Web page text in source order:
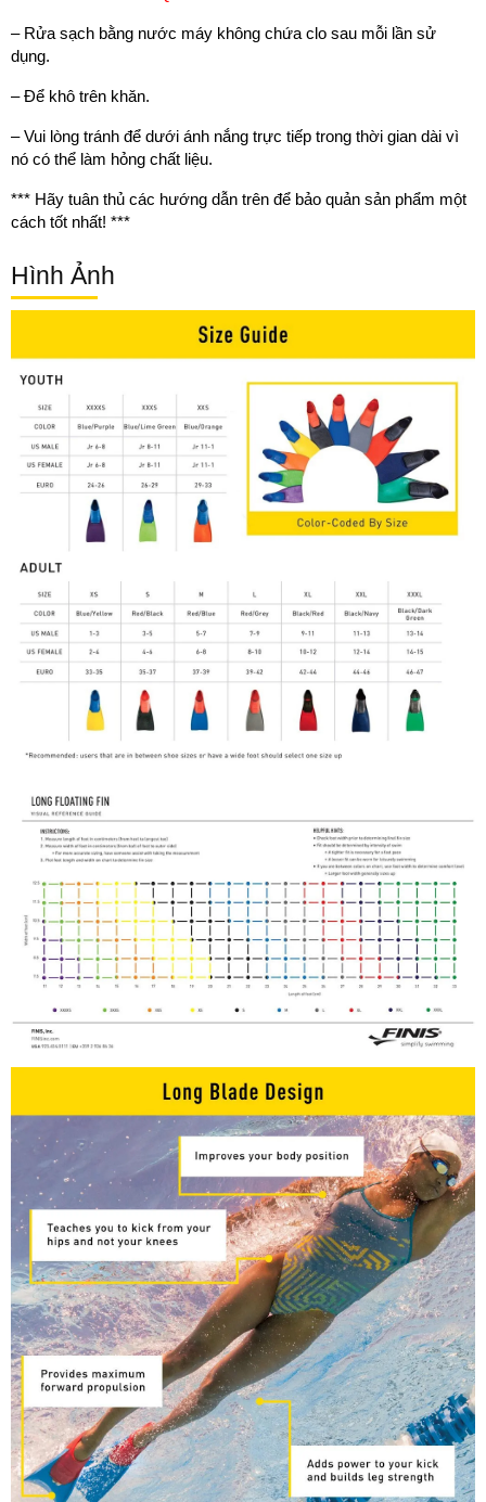
– Rửa sạch bằng nước máy không chứa clo sau mỗi lần sử
dụng.
– Để khô trên khăn.
– Vui lòng tránh để dưới ánh nắng trực tiếp trong thời gian dài vì
nó có thể làm hỏng chất liệu.
*** Hãy tuân thủ các hướng dẫn trên để bảo quản sản phẩm một
cách tốt nhất! ***
Hình Ảnh